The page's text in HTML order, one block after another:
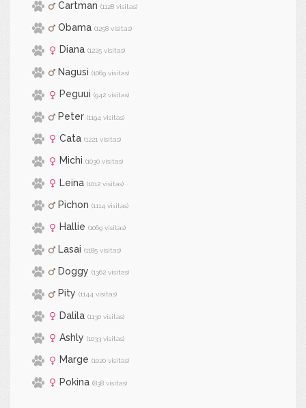
Cartman (1128 visitas)
Obama (1258 visitas)
Diana (1225 visitas)
Nagusi (1069 visitas)
Peguui (942 visitas)
Peter (1194 visitas)
Cata (1221 visitas)
Michi (1030 visitas)
Leina (1012 visitas)
Pichon (1114 visitas)
Hallie (1069 visitas)
Lasai (1185 visitas)
Doggy (1362 visitas)
Pity (1144 visitas)
Dalila (1130 visitas)
Ashly (1033 visitas)
Marge (1020 visitas)
Pokina (838 visitas)